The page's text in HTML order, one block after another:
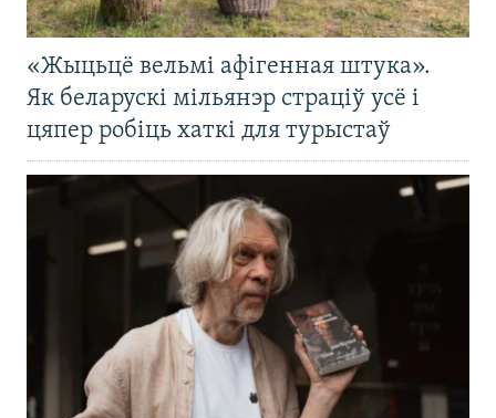
«Жыцьцё вельмі афігенная штука».
Як беларускі мільянэр страціў усё і
цяпер робіць хаткі для турыстаў